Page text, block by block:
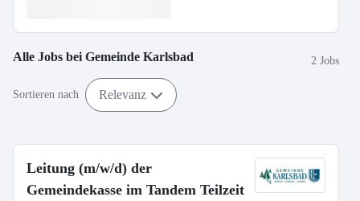
Alle Jobs bei Gemeinde Karlsbad 2 Jobs
Sortieren nach Relevanz
Leitung (m/w/d) der
Gemeindekasse im Tandem Teilzeit